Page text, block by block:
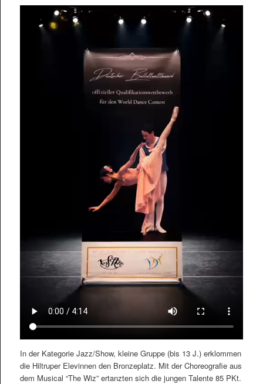
In der Kategorie Jazz/Show, kleine Gruppe (bis 13 J.) erklommen
die Hiltruper Elevinnen den Bronzeplatz. Mit der Choreografie aus
dem Musical “The Wiz” ertanzten sich die jungen Talente 85 PKt.